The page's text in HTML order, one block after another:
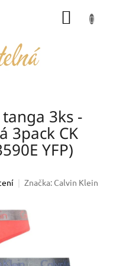
3ks -
3pack CK
YFP)
Značka: Calvin Klein